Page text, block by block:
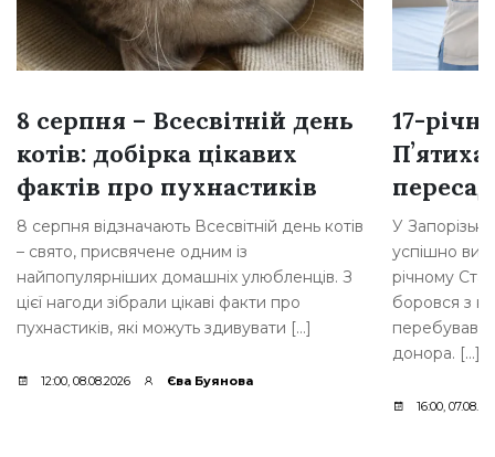
8 серпня – Всесвітній день
котів: добірка цікавих
фактів про пухнастиків
8 серпня відзначають Всесвітній день котів
– свято, присвячене одним із
найпопулярніших домашніх улюбленців. З
цієї нагоди зібрали цікаві факти про
пухнастиків, які можуть здивувати […]
12:00, 08.08.2026 Єва Буянова
17-
У
успішно
річному
боровся з
перебував у
донора. […]
16:00,